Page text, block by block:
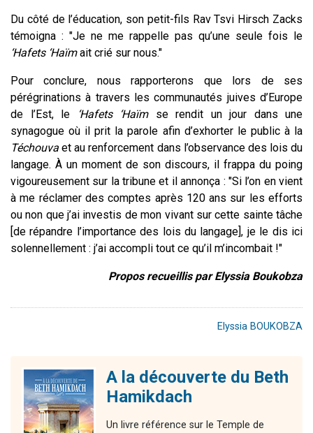
Du côté de l’éducation, son petit-fils Rav Tsvi Hirsch Zacks
témoigna : "Je ne me rappelle pas qu’une seule fois le
‘Hafets ‘Haïmait crié sur nous."
Pour conclure, nous rapporterons que lors de ses
pérégrinations à travers les communautés juives d’Europe
de l’Est, le
‘Hafets ‘Haïmse rendit un jour dans une
synagogue où il prit la parole afin d’exhorter le public à la
Téchouva et au renforcement dans l’observance des lois du
langage. À un moment de son discours, il frappa du poing
vigoureusement sur la tribune et il annonça : "Si l’on en vient
à me réclamer des comptes après 120 ans sur les efforts
ou non que j’ai investis de mon vivant sur cette sainte tâche
[de répandre l’importance des lois du langage], je le dis ici
solennellement : j’ai accompli tout ce qu’il m’incombait !"
Propos recueillis par Elyssia Boukobza
Elyssia BOUKOBZA
A la découverte du Beth
Hamikdach
Un livre référence sur le Temple de